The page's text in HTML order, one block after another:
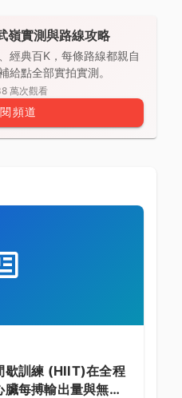
嶺實測與路線攻略
經典百K，每條路線都親自
給點全部實拍實測。
萬次觀看
頻道
歇訓練 (HIIT)在全程
每搏輸出量與無氧